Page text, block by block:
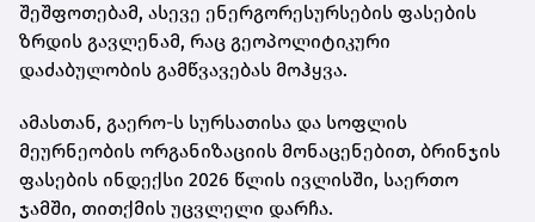
შეშფოთებამ, ასევე ენერგორესურსების ფასების
ზრდის გავლენამ, რაც გეოპოლიტიკური
დაძაბულობის გამწვავებას მოჰყვა.
ამასთან, გაერო-ს სურსათისა და სოფლის
მეურნეობის ორგანიზაციის მონაცენებით, ბრინჯის
ფასების ინდექსი 2026 წლის ივლისში, საერთო
ჯამში, თითქმის უცვლელი დარჩა.